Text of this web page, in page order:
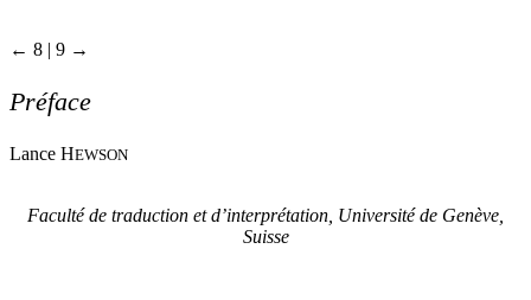
← 8 | 9 →
Préface
Lance HEWSON
Faculté de traduction et d’interprétation, Université de Genève,
Suisse